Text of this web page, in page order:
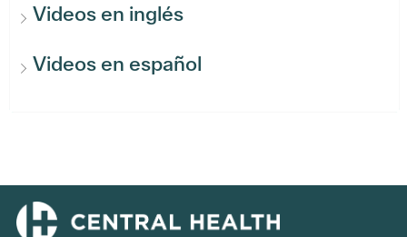
Videos en inglés
Videos en español